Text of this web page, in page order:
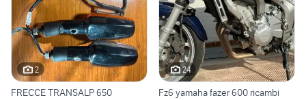
2
FRECCE TRANSALP 650
24
Fz6 yamaha fazer 600 ricambi